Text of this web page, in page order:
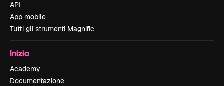
API
App mobile
Tutti gli strumenti Magnific
Inizia
Academy
Documentazione